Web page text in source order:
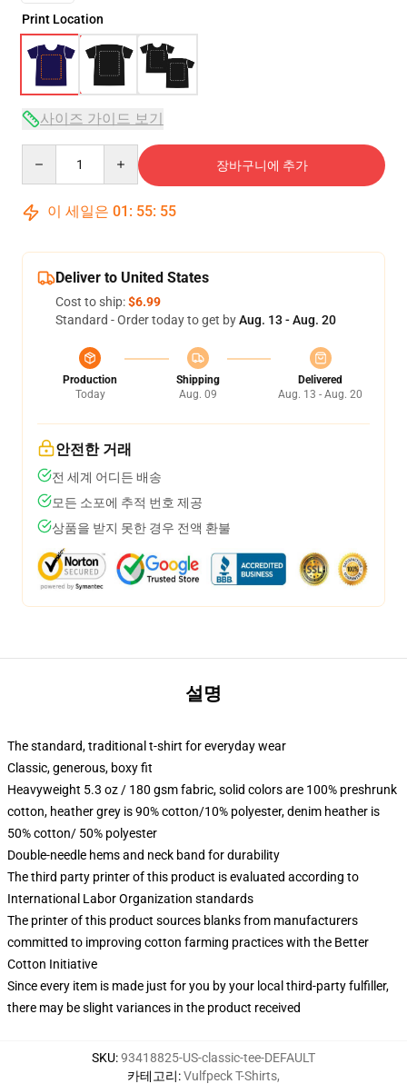
Print Location
사이즈 가이드 보기
장바구니에 추가
이 세일은 01 : 55: 54
Deliver to United States
Cost to ship:$6.99
Standard - Order today to get byAug. 13 - Aug. 20
Production
Today
Shipping
Aug. 09
Delivered
Aug. 13 - Aug. 20
안전한 거래
전 세계 어디든 배송
모든 소포에 추적 번호 제공
상품을 받지 못한 경우 전액 환불
설명
The standard, traditional t-shirt for everyday wear
Classic, generous, boxy fit
Heavyweight 5.3 oz / 180 gsm fabric, solid colors are 100% preshrunk
cotton, heather grey is 90% cotton/10% polyester, denim heather is
50% cotton/ 50% polyester
Double-needle hems and neck band for durability
The third party printer of this product is evaluated according to
International Labor Organization standards
The printer of this product sources blanks from manufacturers
committed to improving cotton farming practices with the Better
Cotton Initiative
Since every item is made just for you by your local third-party fulfiller,
there may be slight variances in the product received
SKU:93418825-US-classic-tee-DEFAULT
카테고리:Vulfpeck T-Shirts,